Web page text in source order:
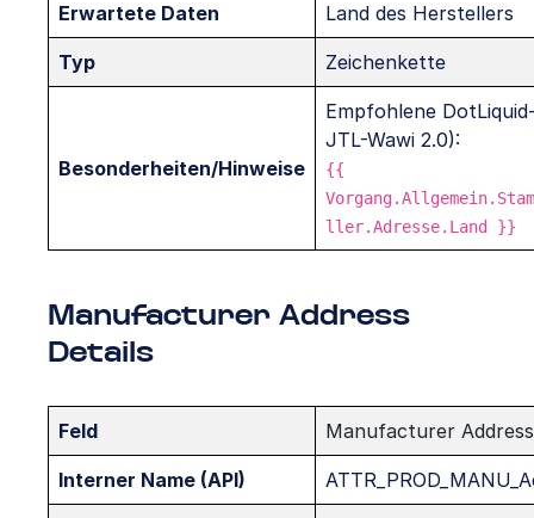
Erwartete Daten Land des Herstellers
Typ Zeichenkette
Besonderheiten/Hinweise
Empfohlene
JTL-Wawi 2.0):
{{
ller.Adresse.Land }}
Manufacturer Address
Details
Feld Manufacturer
Interner Name (API)